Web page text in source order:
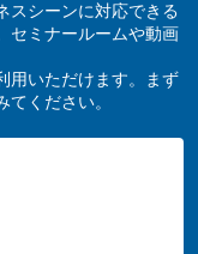
スシーンに対応できる
セミナールームや動画
用いただけます。まず
ください。